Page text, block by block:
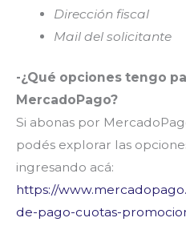
Dirección fiscal
Mail del solicitante
-¿Qué opciones tengo
MercadoPago?
Si abonas por
podés explorar las
ingresando acá:
https://
de-pago-cuotas-